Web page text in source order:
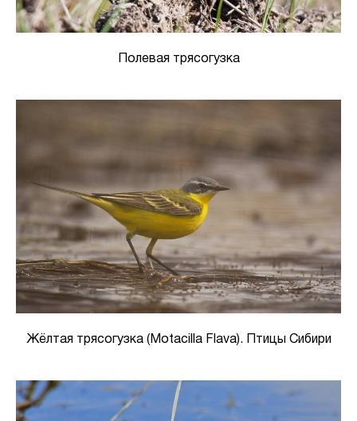
Полевая трясогузка
Жёлтая трясогузка (Motacilla Flava). Птицы Сибири